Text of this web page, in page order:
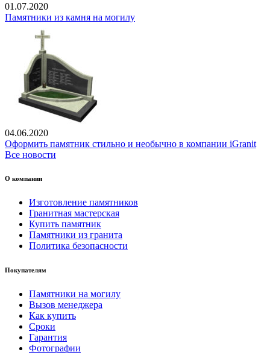
01.07.2020
Памятники из камня на могилу
04.06.2020
Оформить памятник стильно и необычно в компании iGranit
Все новости
О компании
Изготовление памятников
Гранитная мастерская
Купить памятник
Памятники из гранита
Политика безопасности
Покупателям
Памятники на могилу
Вызов менеджера
Как купить
Сроки
Гарантия
Фотографии